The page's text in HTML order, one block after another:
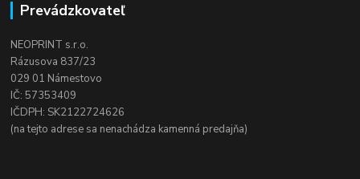
Prevádzkovateľ
NEOPRINT s.r.o.
Rázusova 837/23
029 01 Námestovo
IČ: 57353409
IČDPH: SK2122724626
(na tejto adrese sa nenachádza kamenná predajňa)